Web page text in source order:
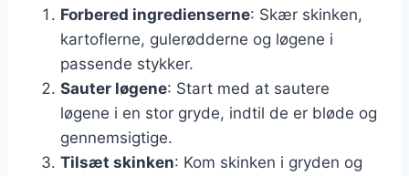
Forbered ingredienserne: Skær skinken,
kartoflerne, gulerødderne og løgene i
passende stykker.
Sauter løgene: Start med at sautere
løgene i en stor gryde, indtil de er bløde og
gennemsigtige.
Tilsæt skinken: Kom skinken i gryden og